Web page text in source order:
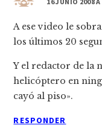
lectores
A ese video le
los últimos 20
Y el redactor de la
helicóptero en
cayó al piso».
RESPONDER